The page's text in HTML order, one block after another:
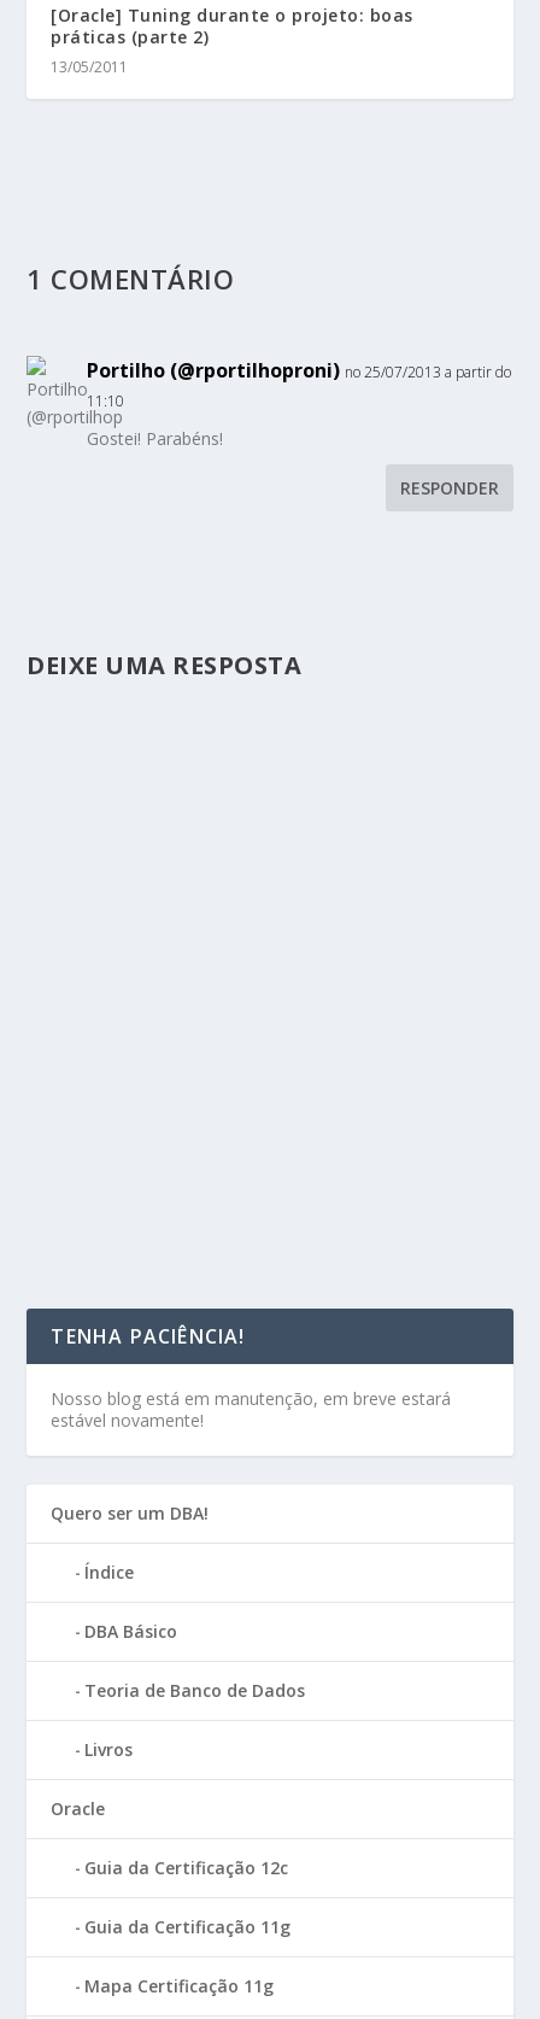
[Oracle] Tuning durante o projeto: boas
práticas (parte 2)
13/05/2011
1 COMENTÁRIO
Portilho (@rportilhoproni) no 25/07/2013 a partir do
11:10
Gostei! Parabéns!
RESPONDER
DEIXE UMA RESPOSTA
TENHA PACIÊNCIA!
Nosso blog está em manutenção, em breve estará
estável novamente!
Quero ser um DBA!
Índice
DBA Básico
Teoria de Banco de Dados
Livros
Oracle
Guia da Certificação 12c
Guia da Certificação 11g
Mapa Certificação 11g